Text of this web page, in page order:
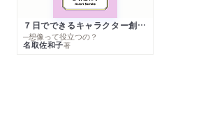
７日でできるキャラクター創作入門
─想像って役立つの？
名取佐和子著